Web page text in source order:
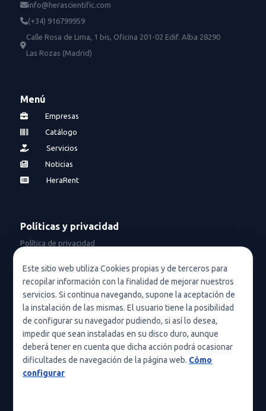
Este sitio web utiliza Cookies propias y de terceros para
recopilar información con la finalidad de mejorar nuestros
servicios. Si continua navegando, supone la aceptación de
la instalación de las mismas. El usuario tiene la posibilidad
de configurar su navegador pudiendo, si así lo desea,
impedir que sean instaladas en su disco duro, aunque
deberá tener en cuenta que dicha acción podrá ocasionar
dificultades de navegación de la página web. Cómo
configurar
info@herascientific.com
(+34) 916799959
Calle Rosa de Lima, 1 bis, Oficina 201-02 Edif. Alba 28290
Las Rozas (Madrid)
Menú
Empresas
Catálogo
Servicios
Noticias
HeraRent
Políticas y privacidad
Política de privacidad
Política de privacidad en redes sociales
Condiciones de uso
Política de cookies (UE)
Política de cookies
Condiciones generales de contratación
Nota legal